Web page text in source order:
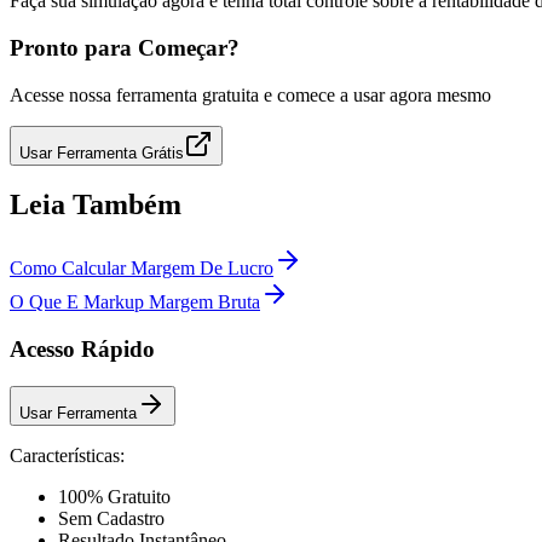
Pronto para Começar?
Acesse nossa ferramenta gratuita e comece a usar agora mesmo
Usar Ferramenta Grátis
Leia Também
Como Calcular Margem De Lucro
O Que E Markup Margem Bruta
Acesso Rápido
Usar Ferramenta
Características:
100% Gratuito
Sem Cadastro